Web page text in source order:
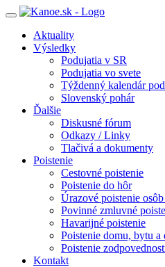
Toggle
navigationAktuality
Výsledky
Podujatia v SR
Podujatia vo svete
Týždenný kalendár
Slovenský pohár
Ďalšie
Diskusné fórum
Odkazy / Linky
Tlačivá a dokumenty
Poistenie
Cestovné poistenie
Poistenie do hôr
Úrazové poistenie
Povinné zmluvné
Havarijné poistenie
Poistenie domu, bytu a
Poistenie
Kontakt